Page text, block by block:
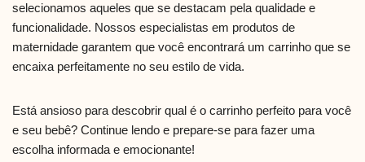
selecionamos aqueles que se destacam pela qualidade e
funcionalidade. Nossos especialistas em produtos de
maternidade garantem que você encontrará um carrinho que se
encaixa perfeitamente no seu estilo de vida.
Está ansioso para descobrir qual é o carrinho perfeito para você
e seu bebê? Continue lendo e prepare-se para fazer uma
escolha informada e emocionante!